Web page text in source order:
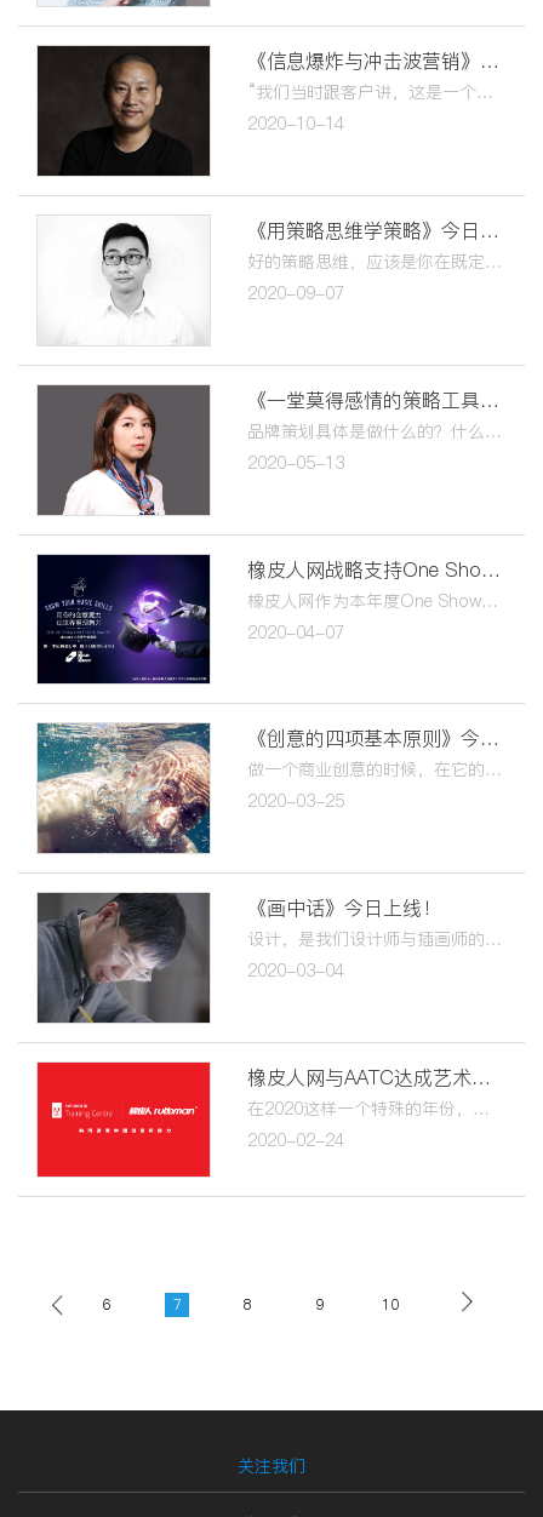
《信息爆炸与冲击波营销》今日上线！
“我们当时跟客户讲，这是一个怎么都会赢的营销方案。我们已经不是在做广告了，它完全不是广告理论，我们做的叫“冲击波营销”...
2020-10-14
《用策略思维学策略》今日上线！
好的策略思维，应该是你在既定的目标之下有很多个选项，透过选项之间的比较，你能选出更好的战略或战术。如何让一个符号成为企业的护城河？
2020-09-07
《一堂莫得感情的策略工具课》今日上线！
品牌策划具体是做什么的？什么是消费者洞察？什么是USP？什么是品牌定位？作为策略小白，如何通过一系列实用工具，快速上手，成为一个莫得感情的策略杀手？
2020-05-13
橡皮人网战略支持One Show青年创意奖，开启征稿活动
橡皮人网作为本年度One Show的“联合校园推广合作伙伴”，将One Show提供的国际活动参与机会和创意内容提供给橡皮人网的高校师生。通过橡皮人网报名参赛并成功入围的团队，可享有决赛创意营半价优惠等一系列激励政策。
2020-04-07
《创意的四项基本原则》今日上线！
做一个商业创意的时候，在​它的背后其实是一个非常严谨的商业行为。创意有四项基本原则：产品是永远的主角、说人话、不需要讨好所有人、不要看图识字。
2020-03-25
《画中话》今日上线！
设计，是我们设计师与插画师的全部。而它最终应用于商业环节，只是商业环节当中的一个部分​。​我们作为设计师与插画师，如何做到形式与质料的转换？
2020-03-04
橡皮人网与AATC达成艺术教育战略合作伙伴关系
在2020这样一个特殊的年份，橡皮人网与AATC联手，合力做一些前所未有的事 …
2020-02-24
6 7 8 9 10 11
关注我们